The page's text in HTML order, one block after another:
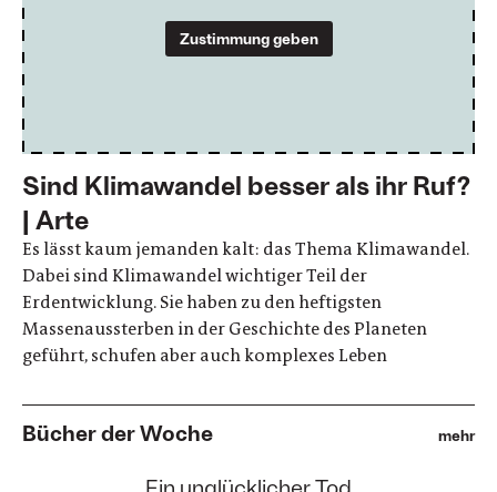
Zustimmung geben
Sind Klimawandel besser als ihr Ruf?
| Arte
Es lässt kaum jemanden kalt: das Thema Klimawandel.
Dabei sind Klimawandel wichtiger Teil der
Erdentwicklung. Sie haben zu den heftigsten
Massenaussterben in der Geschichte des Planeten
geführt, schufen aber auch komplexes Leben
Bücher der Woche mehr